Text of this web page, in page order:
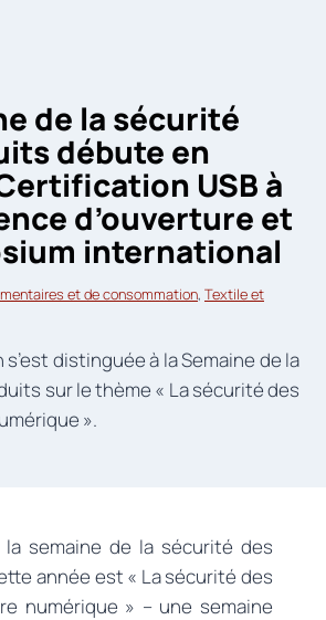
de la sécurité
débute en
USB à
d’ouverture et
international
et de consommation, Textile et
distinguée à la Semaine de la
sur le thème « La sécurité des
».
semaine de la sécurité des
année est « La sécurité des
numérique » – une semaine